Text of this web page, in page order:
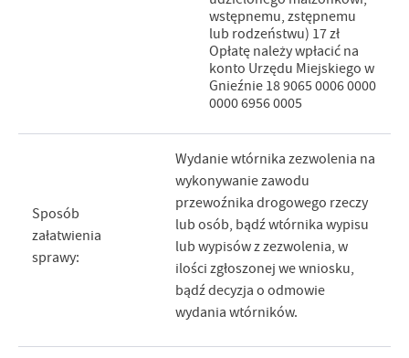
wstępnemu, zstępnemu
lub rodzeństwu) 17 zł
Opłatę należy wpłacić na
konto Urzędu Miejskiego w
Gnieźnie 18 9065 0006 0000
0000 6956 0005
Sposób
załatwienia
sprawy:
Wydanie wtórnika zezwolenia na
wykonywanie zawodu
przewoźnika drogowego rzeczy
lub osób, bądź wtórnika wypisu
lub wypisów z zezwolenia, w
ilości zgłoszonej we wniosku,
bądź decyzja o odmowie
wydania wtórników.